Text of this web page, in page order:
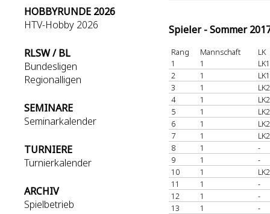
HOBBYRUNDE 2026
HTV-Hobby 2026
RLSW / BL
Bundesligen
Regionalligen
SEMINARE
Seminarkalender
TURNIERE
Turnierkalender
ARCHIV
Spielbetrieb
Spieler - Sommer
Rang Mannschaft
LK
1
1
2
1
3
1
4
1
5
1
6
1
7
1
8
1
-
9
1
-
10
1
11
1
-
12
1
-
13
1
-